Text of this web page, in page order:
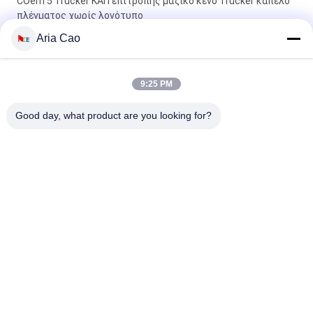
πλέγματος χωρίς λογότυπο
επίπεδο χιπ χοπ καλύπτει Eco φιλικό
Aria Cao
9:25 PM
Good day, what product are you looking for?